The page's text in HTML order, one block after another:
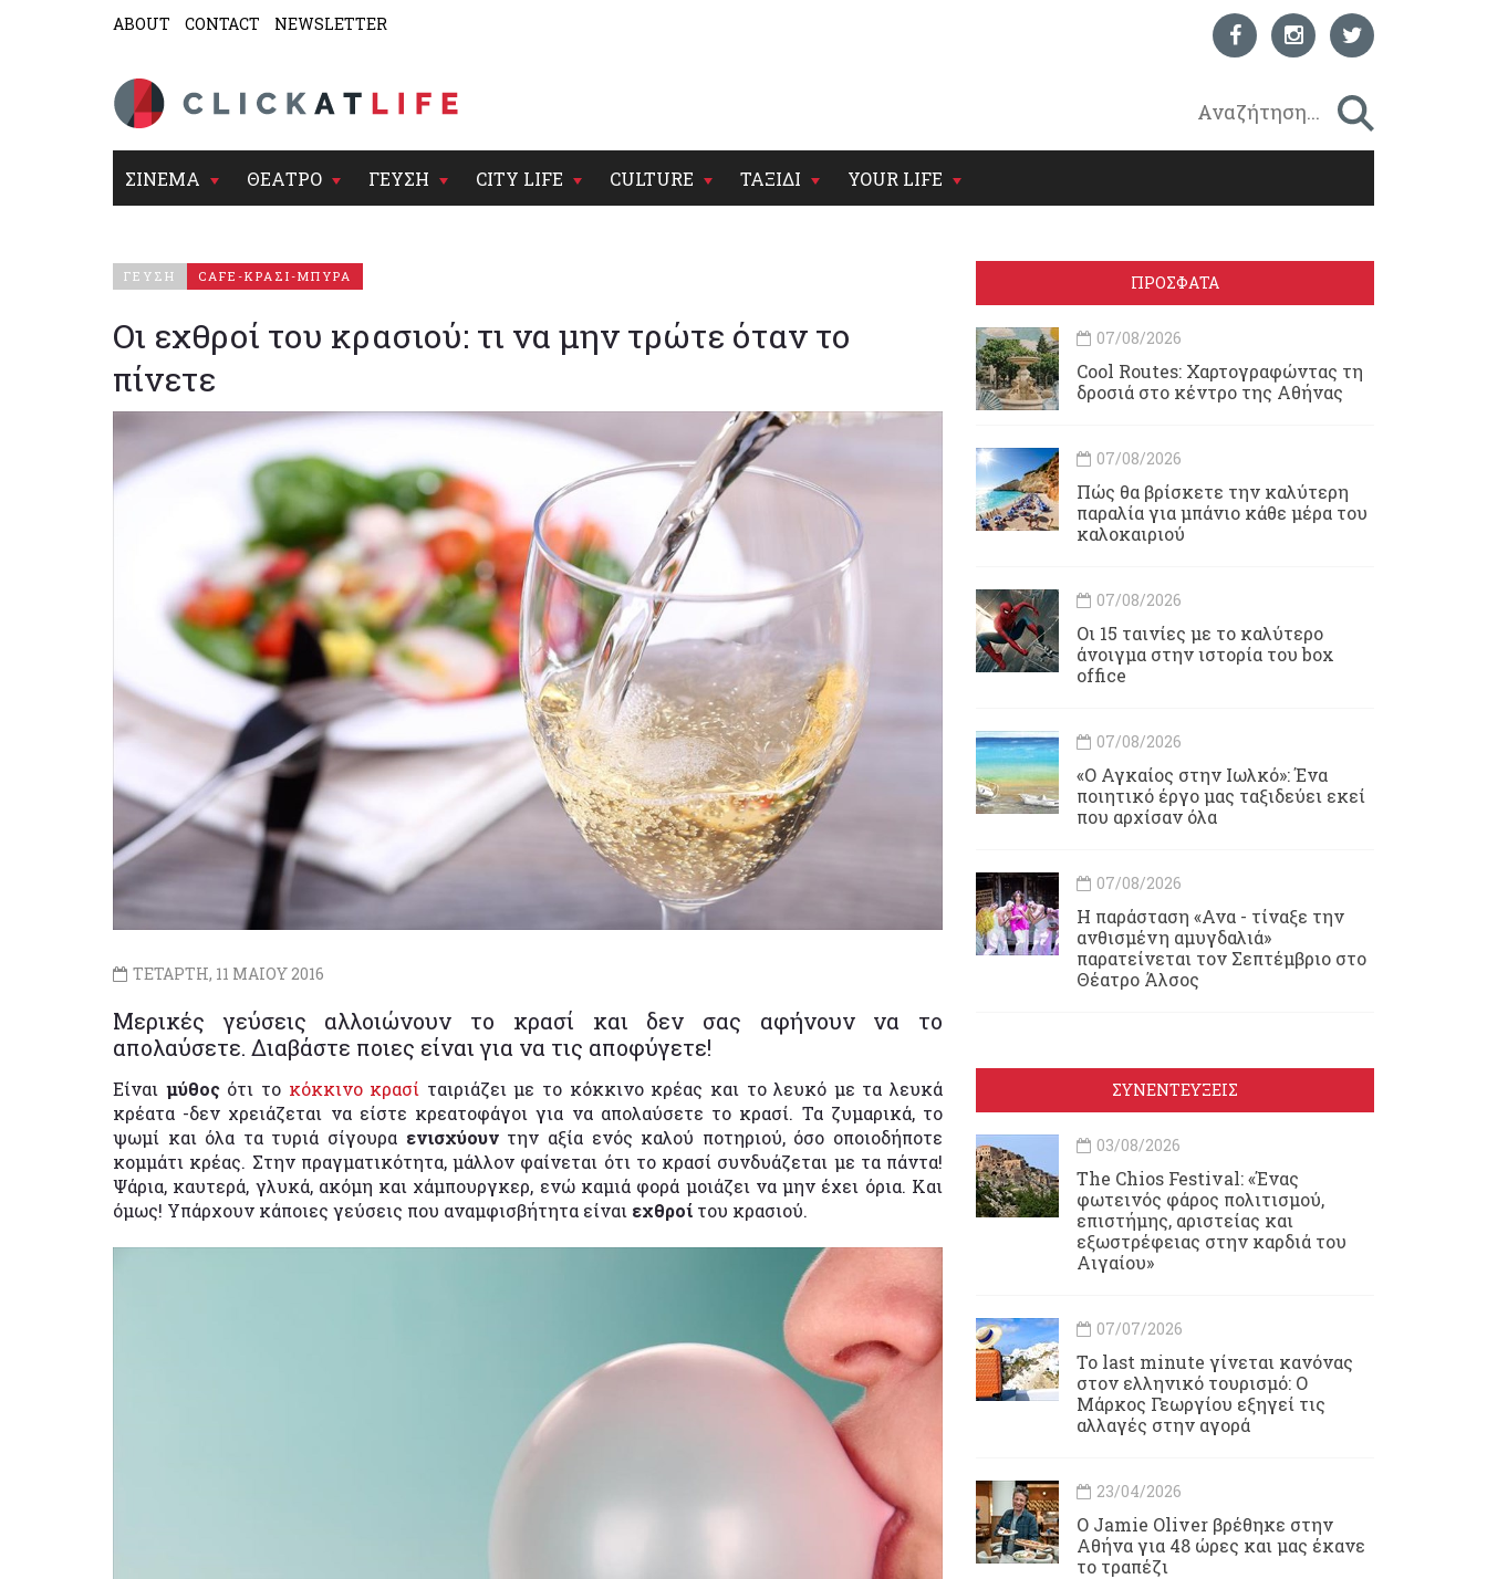
ABOUT CONTACT NEWSLETTER
ΣΙΝΕΜΑ ΘΕΑΤΡΟ ΓΕΥΣΗ CITY LIFE CULTURE ΤΑΞΙΔΙ YOUR LIFE
ΓΕΥΣΗ CAFE-ΚΡΑΣΙ-ΜΠΥΡΑ
Οι εχθροί του κρασιού: τι να μην τρώτε όταν το
πίνετε
ΤΕΤΑΡΤΗ, 11 ΜΑΙΟΥ 2016
Μερικές γεύσεις αλλοιώνουν το κρασί και δεν σας αφήνουν να το
απολαύσετε. Διαβάστε ποιες είναι για να τις αποφύγετε!
Eίναι μύθοςότι το κόκκινο κρασί ταιριάζει με το κόκκινο κρέας και το λευκό με τα λευκά
κρέατα -δεν χρειάζεται να είστε κρεατοφάγοι για να απολαύσετε το κρασί. Τα ζυμαρικά, το
ψωμί και όλα τα τυριά σίγουρα ενισχύουντην αξία ενός καλού ποτηριού, όσο οποιοδήποτε
κομμάτι κρέας. Στην πραγματικότητα, μάλλον φαίνεται ότι το κρασί συνδυάζεται με τα πάντα!
Ψάρια, καυτερά, γλυκά, ακόμη και χάμπουργκερ, ενώ καμιά φορά μοιάζει να μην έχει όρια. Και
όμως! Υπάρχουν κάποιες γεύσεις που αναμφισβήτητα είναι εχθροί του κρασιού.
ΠΡΟΣΦΑΤΑ
07/08/2026
Cool Routes: Χαρτογραφώντας τη
δροσιά στο κέντρο της Αθήνας
07/08/2026
Πώς θα βρίσκετε την καλύτερη
παραλία για μπάνιο κάθε μέρα του
καλοκαιριού
07/08/2026
Οι 15 ταινίες με το καλύτερο
άνοιγμα στην ιστορία του box
office
07/08/2026
«Ο Αγκαίος στην Ιωλκό»: Ένα
ποιητικό έργο μας ταξιδεύει εκεί
που αρχίσαν όλα
07/08/2026
Η παράσταση «Ανα - τίναξε την
ανθισμένη αμυγδαλιά»
παρατείνεται τον Σεπτέμβριο στο
Θέατρο Άλσος
ΣΥΝΕΝΤΕΥΞΕΙΣ
03/08/2026
Τhe Chios Festival: «Ένας
φωτεινός φάρος πολιτισμού,
επιστήμης, αριστείας και
εξωστρέφειας στην καρδιά του
Αιγαίου»
07/07/2026
Το last minute γίνεται κανόνας
στον ελληνικό τουρισμό: Ο
Μάρκος Γεωργίου εξηγεί τις
αλλαγές στην αγορά
23/04/2026
Ο Jamie Oliver βρέθηκε στην
Αθήνα για 48 ώρες και μας έκανε
το τραπέζι